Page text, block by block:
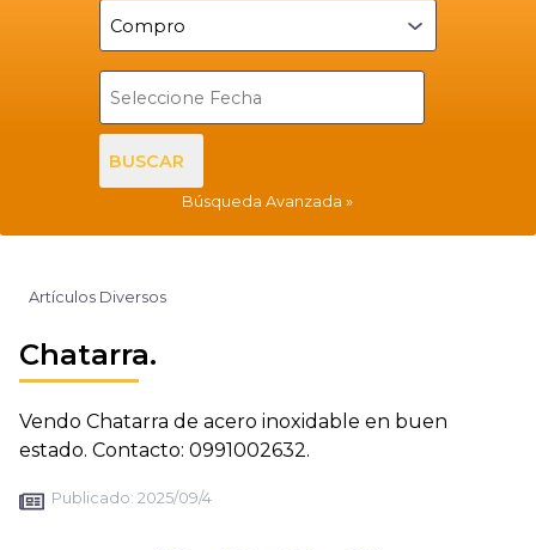
BUSCAR
Búsqueda Avanzada
Artículos Diversos
Chatarra.
Vendo Chatarra de acero inoxidable en buen
estado. Contacto: 0991002632.
Publicado: 2025/09/4